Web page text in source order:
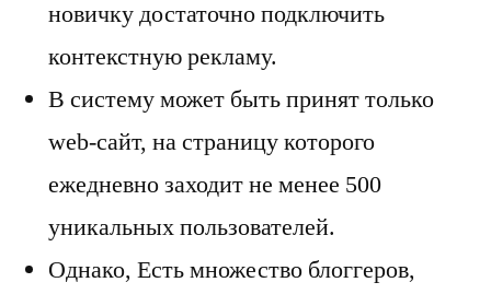
новичку достаточно подключить
контекстную рекламу.
В систему может быть принят только
web-сайт, на страницу которого
ежедневно заходит не менее 500
уникальных пользователей.
Однако, Есть множество блоггеров,